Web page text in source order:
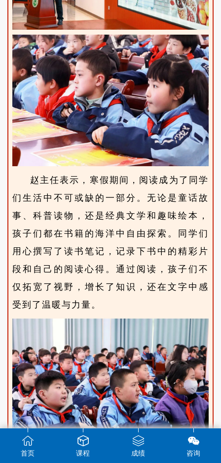
赵主任表示， 寒假期间，阅读成为了同学
们生活中不可或缺的一部分。无论是童话故
事、科普读物，还是经典文学和趣味绘本，
孩子们都在书籍的海洋中自由探索。同学们
用心撰写了读书笔记，记录下书中的精彩片
段和自己的阅读心得。通过阅读，孩子们不
仅拓宽了视野，增长了知识，还在文字中感
受到了温暖与力量。
首页 课程 成绩 咨询